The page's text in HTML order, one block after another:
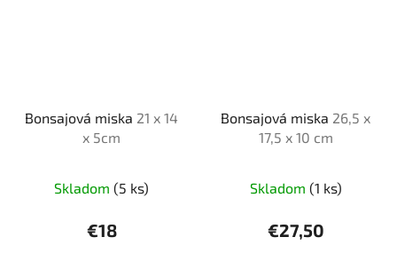
Bonsajová miska 21 x 14
x 5cm
Skladom (5 ks)
€18
Bonsajová miska 26,5 x
17,5 x 10 cm
Skladom (1 ks)
€27,50